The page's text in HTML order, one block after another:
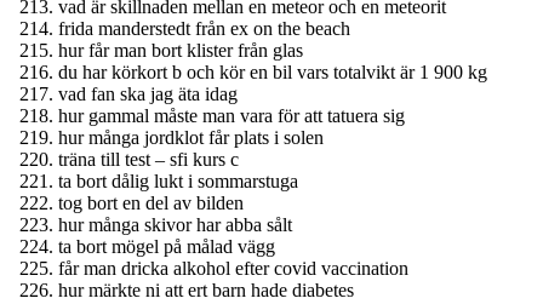
vad är skillnaden mellan en meteor och en meteorit
frida manderstedt från ex on the beach
hur får man bort klister från glas
du har körkort b och kör en bil vars totalvikt är 1 900 kg
vad fan ska jag äta idag
hur gammal måste man vara för att tatuera sig
hur många jordklot får plats i solen
träna till test – sfi kurs c
ta bort dålig lukt i sommarstuga
tog bort en del av bilden
hur många skivor har abba sålt
ta bort mögel på målad vägg
får man dricka alkohol efter covid vaccination
hur märkte ni att ert barn hade diabetes